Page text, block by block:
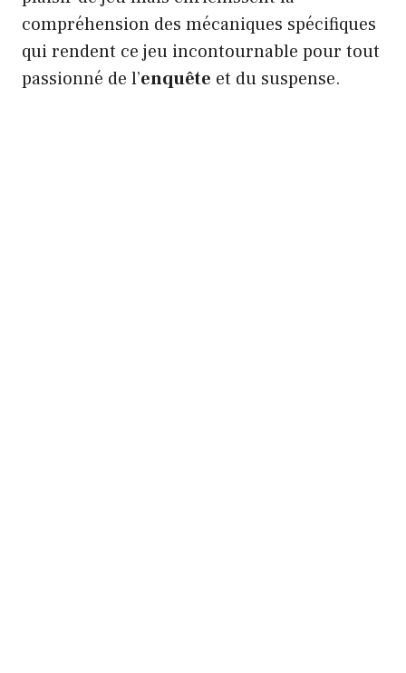
compréhension des mécaniques spécifiques
qui rendent ce jeu incontournable pour tout
passionné de l’enquête et du suspense.